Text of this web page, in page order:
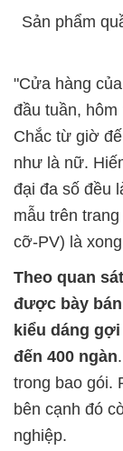
Sản phẩm
"Cửa hàng
đầu tuần,
Chắc từ giờ
như là nữ.
đại đa số đều
mẫu trên
cỡ-PV) là
Theo quan
được bày
kiểu dáng
đến 400 ngàn
trong bao gói.
bên cạnh đó
nghiệp.